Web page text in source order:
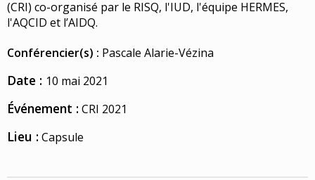
(CRI) co-organisé par le RISQ, l'IUD, l'équipe HERMES,
l'AQCID et l’AIDQ.
Conférencier(s) : Pascale Alarie-Vézina
Date : 10 mai 2021
Événement : CRI 2021
Lieu : Capsule